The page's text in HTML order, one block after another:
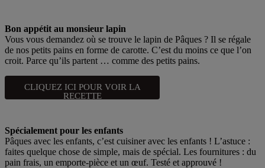
Bon appétit au monsieur lapin
Vous vous demandez où se trouve le lapin de Pâques ? Il se régale
de nos petits pains en forme de carotte. C’est du moins ce que l’on
croit. Parce qu’ils partent … comme des petits pains.
CLIQUEZ ICI POUR VOIR LA
RECETTE
Spécialement pour les enfants
Pâques avec les enfants, c’est cuisiner avec les enfants ! L’astuce :
faites quelque chose de simple, mais de spécial. Les fournitures : du
pain frais, un emporte-pièce et un œuf. Testé et approuvé !